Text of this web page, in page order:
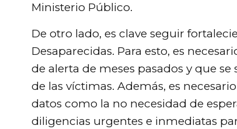
Ministerio Público.
De otro lado, es clave seguir
Desaparecidas. Para esto, es
de alerta de meses pasados y que
de las víctimas. Además, es
datos como la no necesidad de
diligencias urgentes e inmediatas